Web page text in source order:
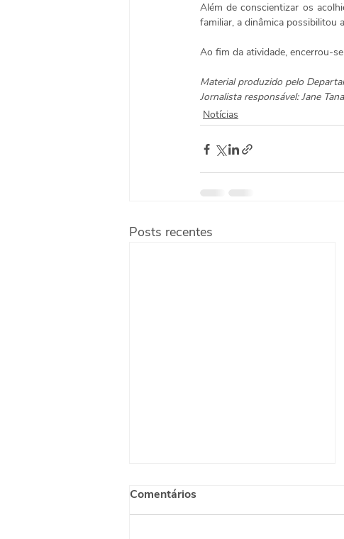
Além de conscientizar os
familiar, a dinâmica possibilitou
Ao fim da atividade, encerrou-
Material produzido pelo
Jornalista responsável: Jane
Notícias
Posts recentes
Comentários